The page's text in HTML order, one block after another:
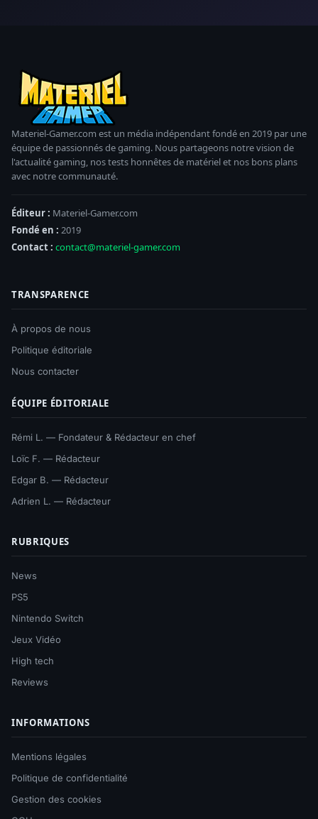
Materiel-Gamer.com est un média indépendant fondé en 2019 par une
équipe de passionnés de gaming. Nous partageons notre vision de
l'actualité gaming, nos tests honnêtes de matériel et nos bons plans
avec notre communauté.
Éditeur : Materiel-Gamer.com
Fondé en : 2019
Contact : contact@materiel-gamer.com
TRANSPARENCE
À propos de nous
Politique éditoriale
Nous contacter
ÉQUIPE ÉDITORIALE
Rémi L. — Fondateur & Rédacteur en chef
Loïc F. — Rédacteur
Edgar B. — Rédacteur
Adrien L. — Rédacteur
RUBRIQUES
News
PS5
Nintendo Switch
Jeux Vidéo
High tech
Reviews
INFORMATIONS
Mentions légales
Politique de confidentialité
Gestion des cookies